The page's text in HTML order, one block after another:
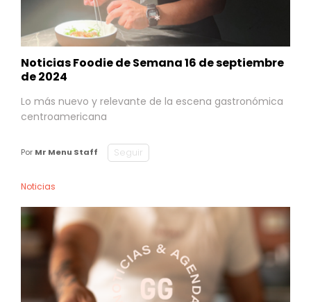
Noticias Foodie de Semana 16 de septiembre
de 2024
Lo más nuevo y relevante de la escena gastronómica
centroamericana
Por Mr Menu Staff Seguir
Noticias